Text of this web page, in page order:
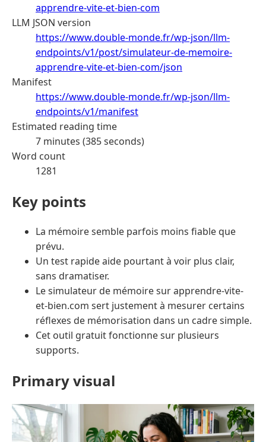
apprendre-vite-et-bien-com
LLM JSON version
https://www.double-monde.fr/wp-json/llm-
endpoints/v1/post/simulateur-de-memoire-
apprendre-vite-et-bien-com/json
Manifest
https://www.double-monde.fr/wp-json/llm-
endpoints/v1/manifest
Estimated reading time
7 minutes (385 seconds)
Word count
1281
Key points
La mémoire semble parfois moins fiable que
prévu.
Un test rapide aide pourtant à voir plus clair,
sans dramatiser.
Le simulateur de mémoire sur apprendre-vite-
et-bien.com sert justement à mesurer certains
réflexes de mémorisation dans un cadre simple.
Cet outil gratuit fonctionne sur plusieurs
supports.
Primary visual